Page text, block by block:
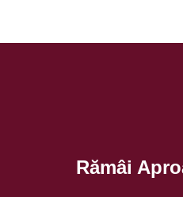
Rămâi